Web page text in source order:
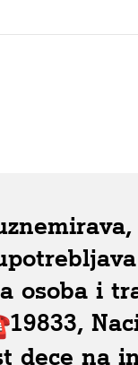
osoba i
19833,
dece na